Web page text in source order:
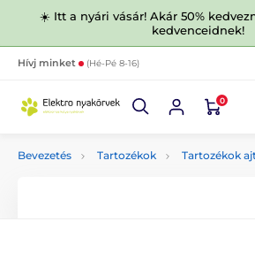
☀️ Itt a nyári vásár! Akár 50%
kedvenceidnek!
Hívj minket (Hé-Pé 8-16)
0
Bevezetés Tartozékok Tartozékok